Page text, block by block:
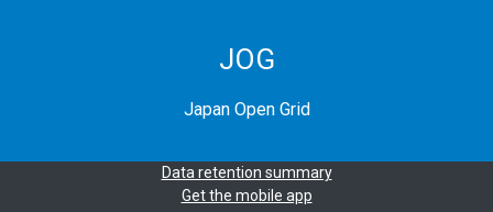
JOG
Japan Open Grid
Data retention summary
Get the mobile app